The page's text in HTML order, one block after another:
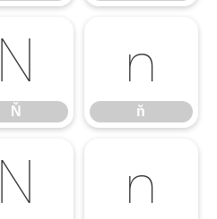
Ň
Ň
ň
ň
Ŋ ŋ